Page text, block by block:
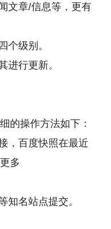
文章/信息等，更有
个级别。
进行更新。
的操作方法如下：
，百度快照在最近
多
知名站点提交。